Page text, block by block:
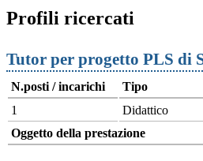
Profili ricercati
Tutor per progetto PLS di
N.posti / incarichi Tipo
1
Didattico
Oggetto della prestazione